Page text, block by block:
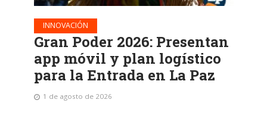
INNOVACIÓN
Gran Poder 2026: Presentan
app móvil y plan logístico
para la Entrada en La Paz
1 de agosto de 2026